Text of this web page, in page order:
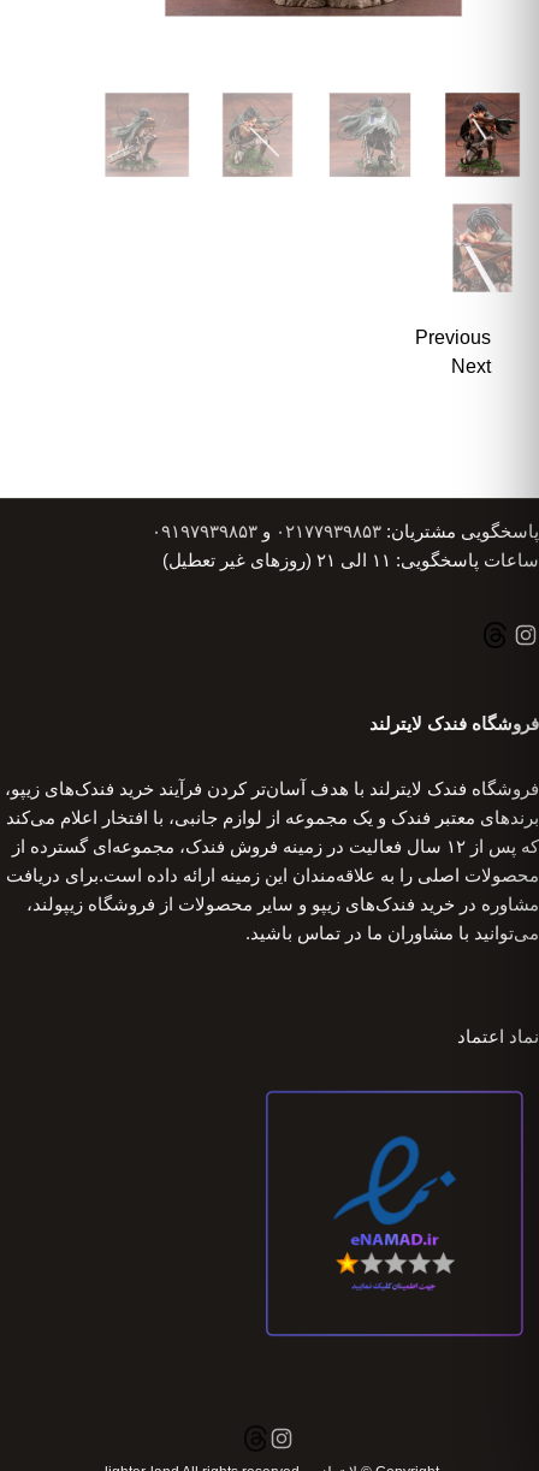
Previous
Next
پاسخگویی مشتریان: ۰۲۱۷۷۹۳۹۸۵۳ و ۰۹۱۹۷۹۳۹۸۵۳
ساعات پاسخگویی: ۱۱ الی ۲۱ (روزهای غیر تعطیل)
فروشگاه فندک لایترلند
فروشگاه فندک لایترلند با هدف آسان‌تر کردن فرآیند خرید فندک‌های زیپو،
برندهای معتبر فندک و یک مجموعه از لوازم جانبی، با افتخار اعلام می‌کند
که پس از ۱۲ سال فعالیت در زمینه فروش فندک، مجموعه‌ای گسترده از
محصولات اصلی را به علاقه‌مندان این زمینه ارائه داده است.برای دریافت
مشاوره در خرید فندک‌های زیپو و سایر محصولات از فروشگاه زیپولند،
می‌توانید با مشاوران ما در تماس باشید.
نماد اعتماد